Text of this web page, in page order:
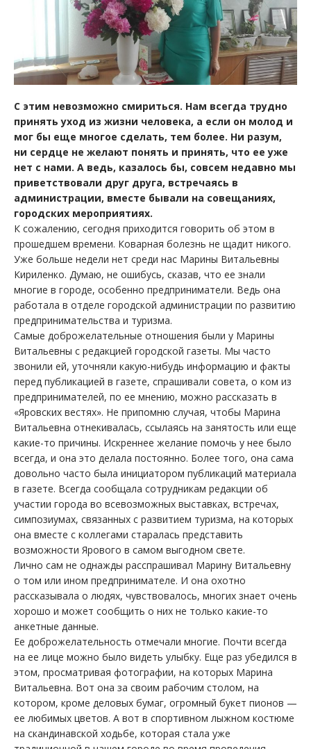
С этим невозможно смириться. Нам всегда трудно
принять уход из жизни человека, а если он молод и
мог бы еще многое сделать, тем более. Ни разум,
ни сердце не желают понять и принять, что ее уже
нет с нами. А ведь, казалось бы, совсем недавно мы
приветствовали друг друга, встречаясь в
администрации, вместе бывали на совещаниях,
городских мероприятиях.
К сожалению, сегодня приходится говорить об этом в
прошедшем времени. Коварная болезнь не щадит никого.
Уже больше недели нет среди нас Марины Витальевны
Кириленко. Думаю, не ошибусь, сказав, что ее знали
многие в городе, особенно предприниматели. Ведь она
работала в отделе городской администрации по развитию
предпринимательства и туризма.
Самые доброжелательные отношения были у Марины
Витальевны с редакцией городской газеты. Мы часто
звонили ей, уточняли какую-нибудь информацию и факты
перед публикацией в газете, спрашивали совета, о ком из
предпринимателей, по ее мнению, можно рассказать в
«Яровских вестях». Не припомню случая, чтобы Марина
Витальевна отнекивалась, ссылаясь на занятость или еще
какие-то причины. Искреннее желание помочь у нее было
всегда, и она это делала постоянно. Более того, она сама
довольно часто была инициатором публикаций материала
в газете. Всегда сообщала сотрудникам редакции об
участии города во всевозможных выставках, встречах,
симпозиумах, связанных с развитием туризма, на которых
она вместе с коллегами старалась представить
возможности Ярового в самом выгодном свете.
Лично сам не однажды расспрашивал Марину Витальевну
о том или ином предпринимателе. И она охотно
рассказывала о людях, чувствовалось, многих знает очень
хорошо и может сообщить о них не только какие-то
анкетные данные.
Ее доброжелательность отмечали многие. Почти всегда
на ее лице можно было видеть улыбку. Еще раз убедился в
этом, просматривая фотографии, на которых Марина
Витальевна. Вот она за своим рабочим столом, на
котором, кроме деловых бумаг, огромный букет пионов —
ее любимых цветов. А вот в спортивном лыжном костюме
на скандинавской ходьбе, которая стала уже